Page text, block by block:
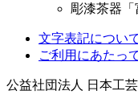
彫漆茶器「
文字表記につい
ご利用にあたっ
公益社団法人 日本工